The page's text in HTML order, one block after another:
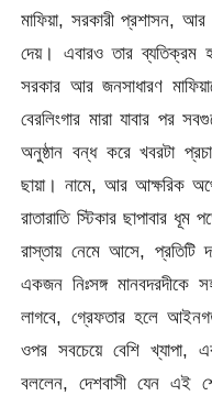
মাফিয়া, সরকারী প্রশাসন, আর
দেয়। এবারও তার ব্যতিক্রম
সরকার আর জনসাধারণ
বেরলিংগার মারা যাবার পর
অনুষ্ঠান বন্ধ করে খবরটা
ছায়া। নামে, আর আক্ষরিক
রাতারাতি স্টিকার ছাপাবার
রাস্তায় নেমে আসে, প্রতিটি
একজন নিঃসঙ্গ মানবদরদীকে
লাগবে, গ্রেফতার হলে
ওপর সবচেয়ে বেশি
বললেন, দেশবাসী যেন এই